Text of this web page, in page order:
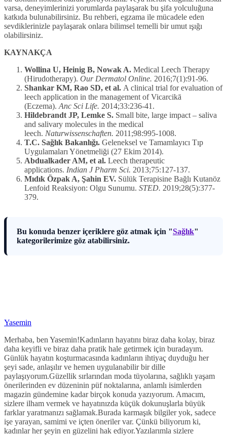
varsa, deneyimlerinizi yorumlarda paylaşarak bu şifa yolculuğuna
katkıda bulunabilirsiniz. Bu rehberi, egzama ile mücadele eden
sevdiklerinizle paylaşarak onlara bilimsel temelli bir umut ışığı
olabilirsiniz.
KAYNAKÇA
Wollina U, Heinig B, Nowak A. Medical Leech Therapy
(Hirudotherapy). Our Dermatol Online. 2016;7(1):91-96.
Shankar KM, Rao SD, et al. A clinical trial for evaluation of
leech application in the management of Vicarcikā
(Eczema).Anc Sci Life. 2014;33:236-41.
Hildebrandt JP, Lemke S. Small bite, large impact – saliva
and salivary molecules in the medical
leech. Naturwissenschaften. 2011;98:995-1008.
T.C. Sağlık Bakanlığı. Geleneksel ve Tamamlayıcı Tıp
Uygulamaları Yönetmeliği (27 Ekim 2014).
Abdualkader AM, et al. Leech therapeutic
applications. Indian J Pharm Sci. 2013;75:127-137.
Mıdık Özpak A, Şahin EV. Sülük Terapisine Bağlı Kutanöz
Lenfoid Reaksiyon: Olgu Sunumu. STED. 2019;28(5):377-
379.
Bu konuda benzer içeriklere göz atmak için "Sağlık"
kategorilerimize göz atabilirsiniz.
Yasemin
Merhaba, ben Yasemin!Kadınların hayatını biraz daha kolay, biraz
daha keyifli ve biraz daha pratik hale getirmek için buradayım.
Günlük hayatın koşturmacasında kadınların ihtiyaç duyduğu her
şeyi sade, anlaşılır ve hemen uygulanabilir bir dille
paylaşıyorum.Güzellik sırlarından moda tüyolarına, sağlıklı yaşam
önerilerinden ev düzeninin püf noktalarına, anlamlı isimlerden
magazin gündemine kadar birçok konuda yazıyorum. Amacım,
sizlere ilham vermek ve hayatınızda küçük dokunuşlarla büyük
farklar yaratmanızı sağlamak.Burada karmaşık bilgiler yok, sadece
işe yarayan, samimi ve içten öneriler var. Çünkü biliyorum ki,
kadınlar her şeyin en güzelini hak ediyor.Yazılarımla sizlere